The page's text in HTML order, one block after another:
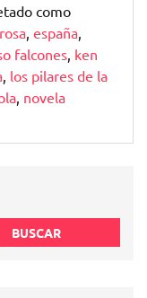
como
españa
falcones ken
los pilares de la
novela
BUSCAR